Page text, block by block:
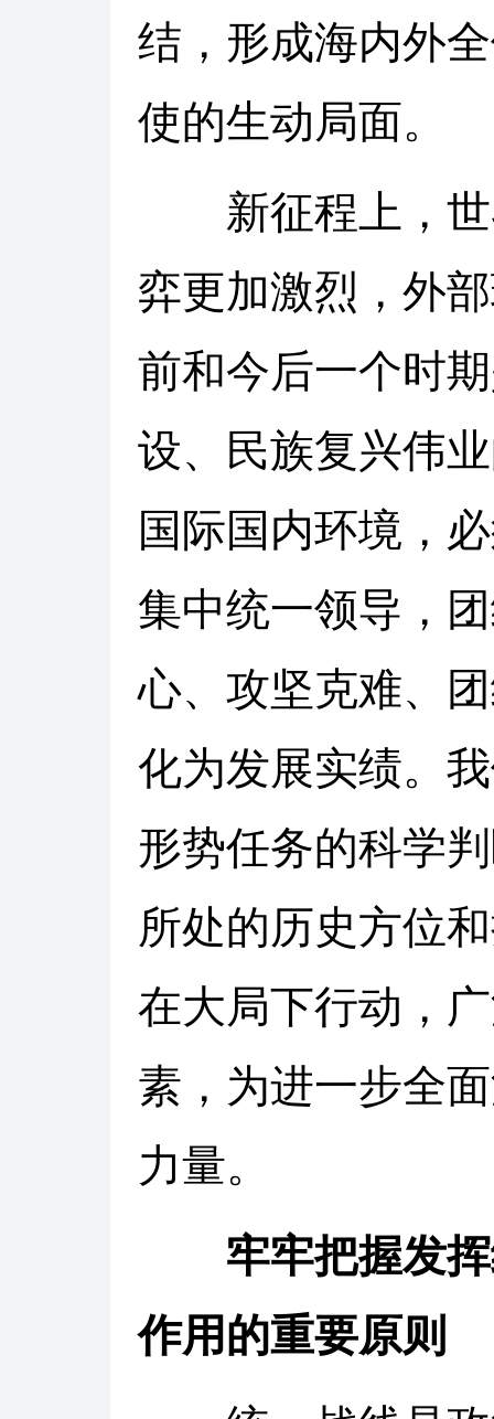
结，形成海内外
使的生动局面。
新征程上，世
弈更加激烈，外
前和今后一个时
设、民族复兴伟
国际国内环境，
集中统一领导，
心、攻坚克难、
化为发展实绩。
形势任务的科学
所处的历史方位
在大局下行动，
素，为进一步全
力量。
牢牢把握发挥
作用的重要原则